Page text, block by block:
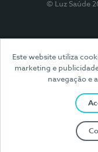
Este website utiliza
marketing e
navegação e
© Luz Saúde